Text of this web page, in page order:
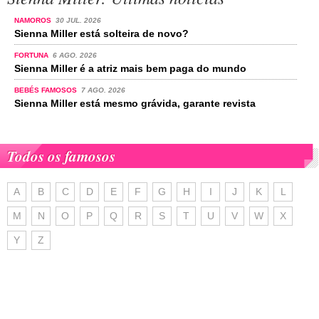
NAMOROS 30 JUL. 2026
Sienna Miller está solteira de novo?
FORTUNA 6 AGO. 2026
Sienna Miller é a atriz mais bem paga do mundo
BEBÉS FAMOSOS 7 AGO. 2026
Sienna Miller está mesmo grávida, garante revista
Todos os famosos
A B C D E F G H I J K L
M N O P Q R S T U V W X
Y Z